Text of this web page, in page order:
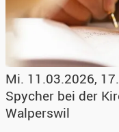
Mi. 11.03.2026,
Spycher bei der
Walperswil